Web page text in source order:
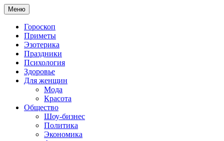
Меню
Гороскоп
Приметы
Эзотерика
Праздники
Психология
Здоровье
Для женщин
Мода
Красота
Общество
Шоу-бизнес
Политика
Экономика